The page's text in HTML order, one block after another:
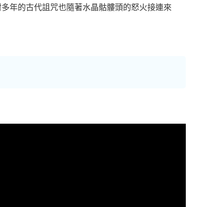
年的古代詛咒也隨著水晶骷髏頭的怒火接連來